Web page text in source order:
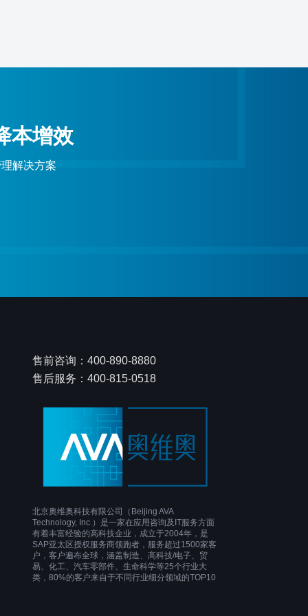
本增效
解决方案
售前咨询：400-890-8880
售后服务：400-815-0518
北京奥维奥科技有限公司（Beijing AVA
Technology, Inc.）是一家在应用咨询及IT服务方面
有着丰富经验的高科技企业，成立于2004年，是
SAP亚太区授权服务商领跑者，服务超过1500家客
户，客户遍布全球，涵盖制造、高科技/电子、贸
易、化工、汽车零部件、生命科学等25个行业大
类，80%的客户来自于不同行业细分领域的TOP10